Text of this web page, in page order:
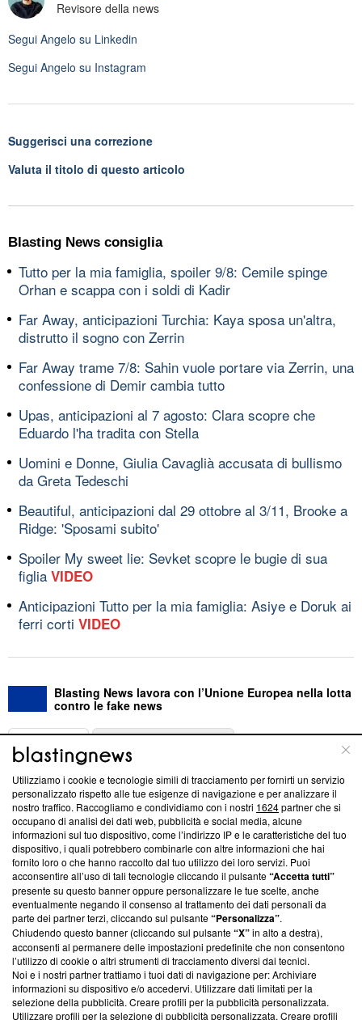
Revisore della news
Segui Angelo su Linkedin
Segui Angelo su Instagram
Suggerisci una correzione
Valuta il titolo di questo articolo
Blasting News consiglia
Tutto per la mia famiglia, spoiler 9/8: Cemile spinge
Orhan e scappa con i soldi di Kadir
Far Away, anticipazioni Turchia: Kaya sposa un'altra,
distrutto il sogno con Zerrin
Far Away trame 7/8: Sahin vuole portare via Zerrin, una
confessione di Demir cambia tutto
Upas, anticipazioni al 7 agosto: Clara scopre che
Eduardo l'ha tradita con Stella
Uomini e Donne, Giulia Cavaglià accusata di bullismo
da Greta Tedeschi
Beautiful, anticipazioni dal 29 ottobre al 3/11, Brooke a
Ridge: 'Sposami subito'
Spoiler My sweet lie: Sevket scopre le bugie di sua
figlia VIDEO
Anticipazioni Tutto per la mia famiglia: Asiye e Doruk ai
ferri corti VIDEO
Blasting News lavora con l’Unione Europea nella lotta
contro le fake news
ABOUT
Questa sezione offre informazioni trasparenti su Blasting
News, sui nostri processi editoriali e su come ci impegniamo a
creare news di qualità. Inoltre, afferma la nostra aderenza a
‘Trust Project - News with Integrity’Blasting News non è
ancora membro del programma, ma ha richiesto di farne
parte; Trust Project non ha ancora effettuato una verifica di
conformità agli standard.
Su di noi
Team editoriale
Corporate
Redazione
Utilizziamo i cookie e tecnologie simili di tracciamento per fornirti un servizio
personalizzato rispetto alle tue esigenze di navigazione e per analizzare il
nostro traffico. Raccogliamo e condividiamo con i nostri 1624partner che si
occupano di analisi dei dati web, pubblicità e social media, alcune
informazioni sul tuo dispositivo, come l’indirizzo IP e le caratteristiche del tuo
dispositivo, i quali potrebbero combinarle con altre informazioni che hai
fornito loro o che hanno raccolto dal tuo utilizzo dei loro servizi. Puoi
acconsentire all’uso di tali tecnologie cliccando il pulsante“Accetta tutti”
presente su questo banner oppure personalizzare le tue scelte, anche
eventualmente negando il consenso al trattamento dei dati personali da
parte dei partner terzi, cliccando sul pulsante“Personalizza”.
Chiudendo questo banner (cliccando sul pulsante“X”in alto a destra),
acconsenti al permanere delle impostazioni predefinite che non consentono
l’utilizzo di cookie o altri strumenti di tracciamento diversi dai tecnici.
Noi e i nostri partner trattiamo i tuoi dati di navigazione per: Archiviare
informazioni su dispositivo e/o accedervi. Utilizzare dati limitati per la
selezione della pubblicità. Creare profili per la pubblicità personalizzata.
Utilizzare profili per la selezione di pubblicità personalizzata. Creare profili